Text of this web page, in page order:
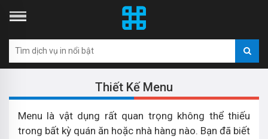
Thiết Kế Menu
Menu là vật dụng rất quan trọng không thể thiếu
trong bất kỳ quán ăn hoặc nhà hàng nào. Bạn đã biết